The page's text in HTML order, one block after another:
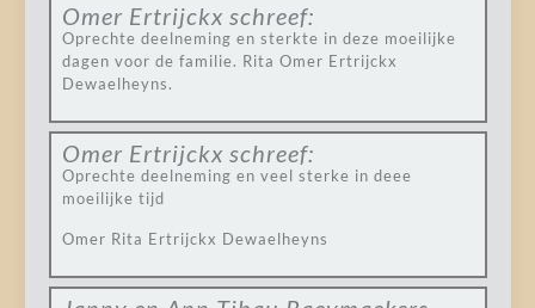
Omer Ertrijckx schreef:
Oprechte deelneming en sterkte in deze moeilijke
dagen voor de familie. Rita Omer Ertrijckx
Dewaelheyns.
Omer Ertrijckx schreef:
Oprechte deelneming en veel sterke in deee
moeilijke tijd
Omer Rita Ertrijckx Dewaelheyns